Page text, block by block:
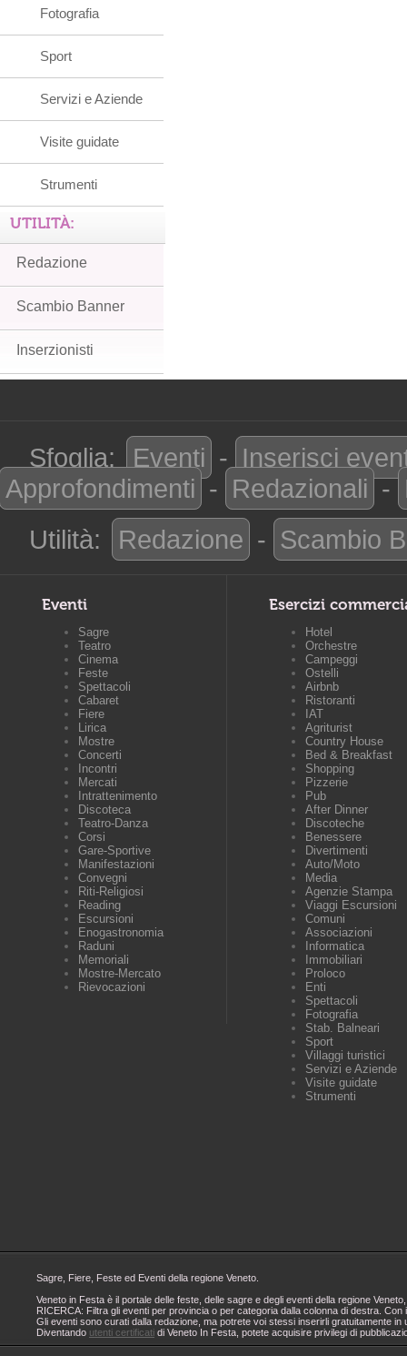
Fotografia
Sport
Servizi e Aziende
Visite guidate
Strumenti
UTILITÀ:
Redazione
Scambio Banner
Inserzionisti
Sfoglia: Eventi - Inserisci
Approfondimenti - Redazionali -
Utilità:
Redazione - Scambio
Eventi
Sagre
Teatro
Cinema
Feste
Spettacoli
Cabaret
Fiere
Lirica
Mostre
Concerti
Incontri
Mercati
Intrattenimento
Discoteca
Teatro-Danza
Corsi
Gare-Sportive
Manifestazioni
Convegni
Riti-Religiosi
Reading
Escursioni
Enogastronomia
Raduni
Memoriali
Mostre-Mercato
Rievocazioni
Esercizi
Hotel
Orchestre
Campeggi
Ostelli
Airbnb
Ristoranti
IAT
Agriturist
Country House
Bed & Breakfast
Shopping
Pizzerie
Pub
After Dinner
Discoteche
Benessere
Divertimenti
Auto/Moto
Media
Agenzie Stampa
Viaggi Escursioni
Comuni
Associazioni
Informatica
Immobiliari
Proloco
Enti
Spettacoli
Fotografia
Stab. Balneari
Sport
Villaggi turistici
Servizi e Aziende
Visite guidate
Strumenti
Sagre, Fiere, Feste ed Eventi della regione Veneto.
Veneto in Festa è il portale delle feste, delle sagre e degli eventi della regione
RICERCA: Filtra gli eventi per provincia o per categoria dalla colonna di destra.
Gli eventi sono curati dalla redazione, ma potrete voi stessi inserirli gratuitamente
Diventando utenti certificati di Veneto In Festa, potete acquisire privilegi di